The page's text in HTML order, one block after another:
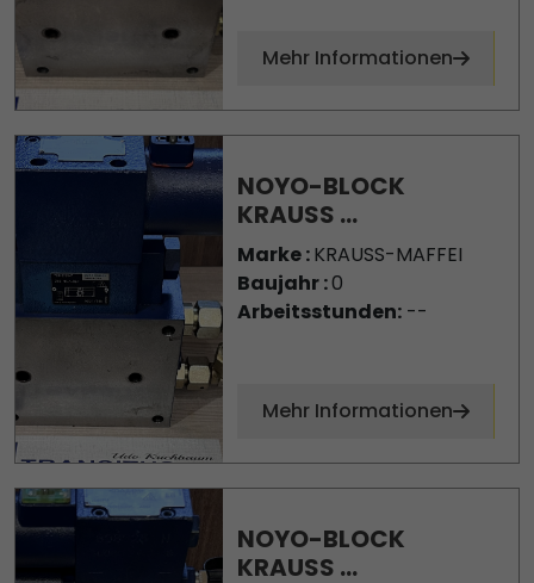
Mehr Informationen
NOYO-BLOCK
KRAUSS ...
Marke :KRAUSS-MAFFEI
Baujahr :0
Arbeitsstunden:--
Mehr Informationen
NOYO-BLOCK
KRAUSS ...